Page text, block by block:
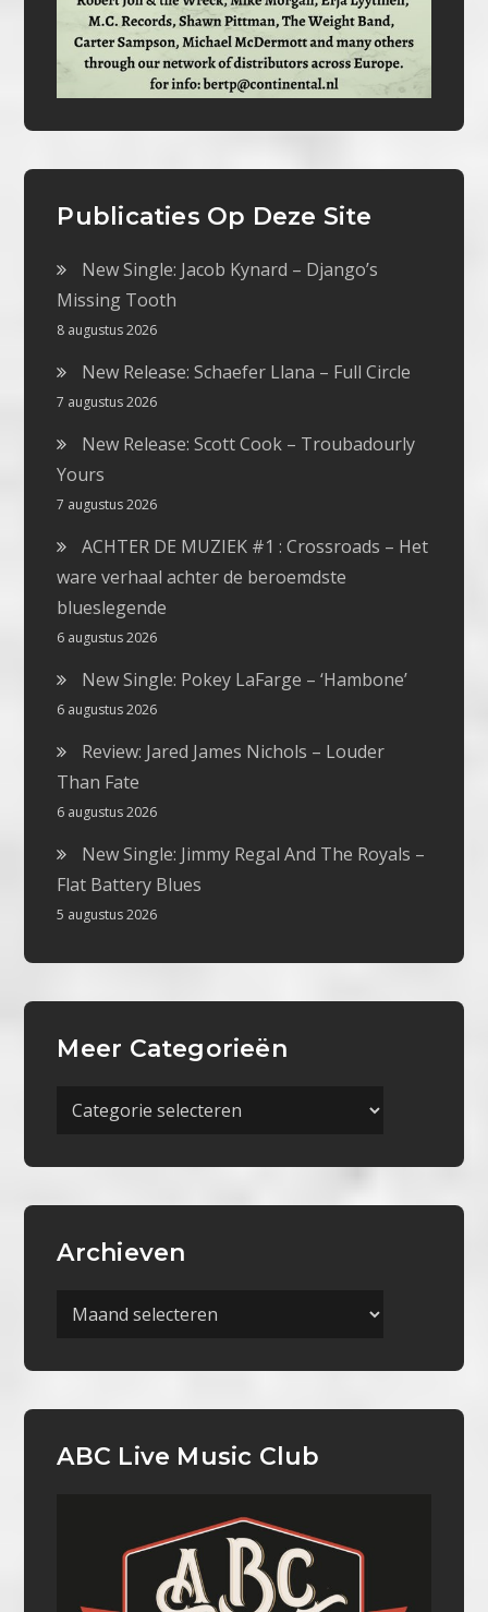
Publicaties Op Deze Site
New Single: Jacob Kynard – Django’s
Missing Tooth
8 augustus 2026
New Release: Schaefer Llana – Full Circle
7 augustus 2026
New Release: Scott Cook – Troubadourly
Yours
7 augustus 2026
ACHTER DE MUZIEK #1 : Crossroads – Het
ware verhaal achter de beroemdste
blueslegende
6 augustus 2026
New Single: Pokey LaFarge – ‘Hambone’
6 augustus 2026
Review: Jared James Nichols – Louder
Than Fate
6 augustus 2026
New Single: Jimmy Regal And The Royals –
Flat Battery Blues
5 augustus 2026
Meer Categorieën
Meer
Archieven
Archieven
ABC Live Music Club